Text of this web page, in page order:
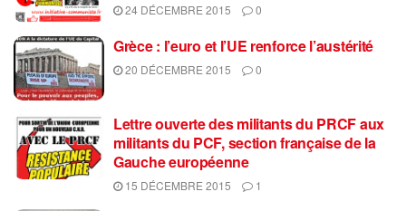
24 DÉCEMBRE 2015 0
Grèce : l’euro et l’UE renforce l’austérité
20 DÉCEMBRE 2015 0
Lettre ouverte des militants du PRCF aux
militants du PCF, section française de la
Gauche européenne
15 DÉCEMBRE 2015 1